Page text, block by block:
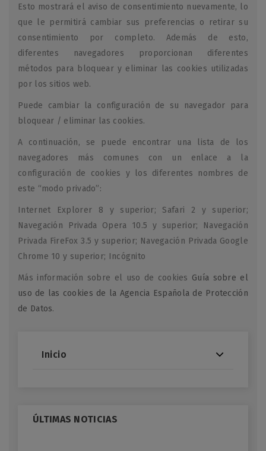
Esto mostrará el aviso de consentimiento nuevamente, lo
que le permitirá cambiar sus preferencias o retirar su
consentimiento por completo. Además de esto,
diferentes navegadores proporcionan diferentes
métodos para bloquear y eliminar las cookies utilizadas
por los sitios web.
Puede cambiar la configuración de su navegador para
bloquear / eliminar las cookies.
A continuación, se puede encontrar una lista de los
navegadores más comunes con un enlace a la
configuración de cookies y los diferentes nombres de
este “modo privado”:
Internet Explorer 8 y superior; Safari 2 y superior;
Navegación Privada Opera 10.5 y superior; Navegación
Privada FireFox 3.5 y superior; Navegación Privada Google
Chrome 10 y superior; Incógnito
Más información sobre el uso de cookies Guía sobre el
uso de las cookies de la Agencia Española de Protección
de Datos.
Inicio
ÚLTIMAS NOTICIAS